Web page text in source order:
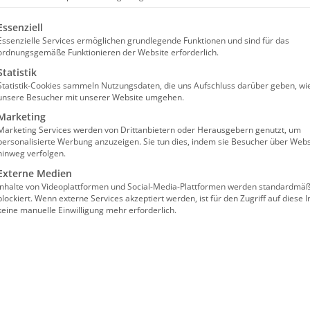
die kompetenzorientierte
im Wege einer “Präsenz im digitalen
GoToMeeting gearbeitet.
eine Liste der Service-Gruppen, für die eine
Services ermöglichen grundlegende Funktionen und sind für das
Funktionieren der Website erforderlich.
Cookies sammeln Nutzungsdaten, die uns Aufschluss darüber geben,
Besucher mit unserer Website umgehen.
Services werden von Drittanbietern oder Herausgebern genutzt, um
Werbung anzuzeigen. Sie tun dies, indem sie Besucher über
verfolgen.
Medien
von Videoplattformen und Social-Media-Plattformen werden
Wenn externe Services akzeptiert werden, ist für den Zugriff auf diese
manuelle Einwilligung mehr erforderlich.